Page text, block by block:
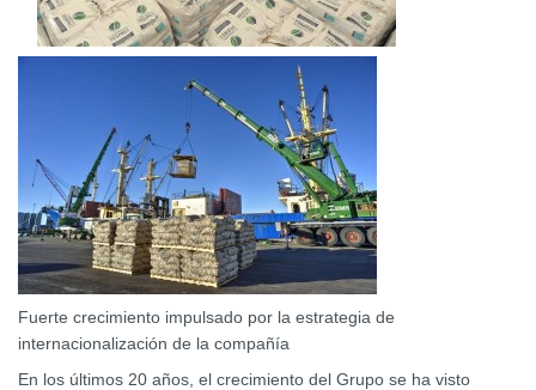
Fuerte crecimiento impulsado por la estrategia de
internacionalización de la compañía
En los últimos 20 años, el crecimiento del Grupo se ha visto